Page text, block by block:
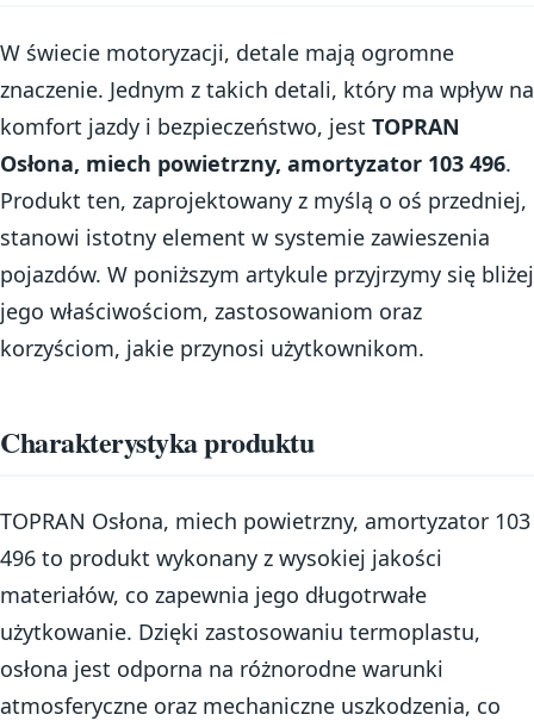
W świecie motoryzacji, detale mają ogromne
znaczenie. Jednym z takich detali, który ma wpływ na
komfort jazdy i bezpieczeństwo, jest TOPRAN
Osłona, miech powietrzny, amortyzator 103 496.
Produkt ten, zaprojektowany z myślą o oś przedniej,
stanowi istotny element w systemie zawieszenia
pojazdów. W poniższym artykule przyjrzymy się bliżej
jego właściwościom, zastosowaniom oraz
korzyściom, jakie przynosi użytkownikom.
Charakterystyka produktu
TOPRAN Osłona, miech powietrzny, amortyzator 103
496 to produkt wykonany z wysokiej jakości
materiałów, co zapewnia jego długotrwałe
użytkowanie. Dzięki zastosowaniu termoplastu,
osłona jest odporna na różnorodne warunki
atmosferyczne oraz mechaniczne uszkodzenia, co